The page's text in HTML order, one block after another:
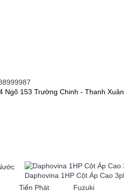
Ngõ 153 Trường Chinh - Thanh
Tiến Phát
Fuzuki
Daphovina 1HP Cột Áp Cao
..